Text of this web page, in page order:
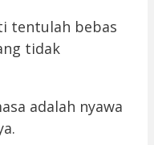
tentulah bebas
tidak
adalah nyawa